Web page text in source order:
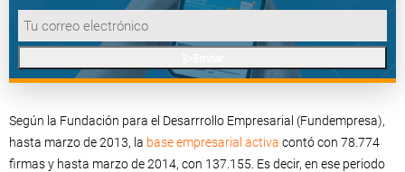
Según la Fundación para el Desarrrollo Empresarial (Fundempresa),
hasta marzo de 2013, la base empresarial activa contó con 78.774
firmas y hasta marzo de 2014, con 137.155. Es decir, en ese periodo